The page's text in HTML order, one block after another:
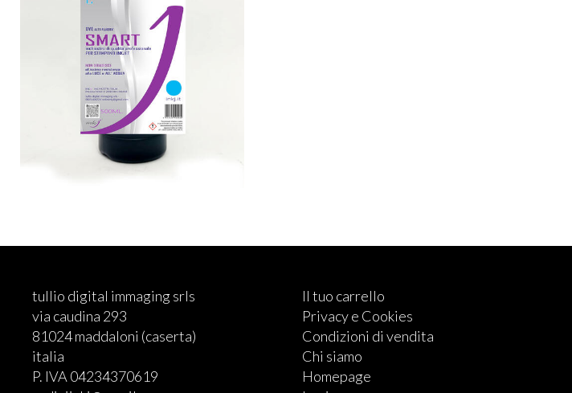
tullio digital immaging srls
via caudina 293
81024 maddaloni (caserta)
italia
P. IVA 04234370619
Il tuo carrello
Privacy e Cookies
Condizioni di vendita
Chi siamo
Homepage